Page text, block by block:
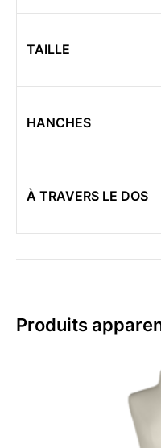
TAILLE
HANCHES
À TRAVERS LE DOS
Produits